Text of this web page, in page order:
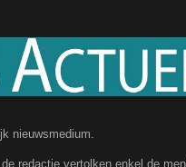
nieuwsmedium.
redactie vertolken enkel de